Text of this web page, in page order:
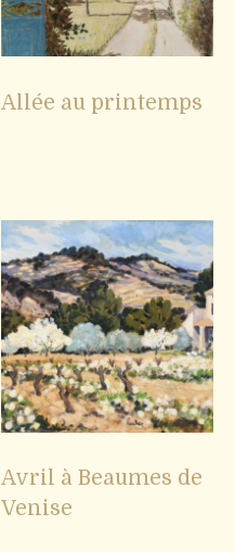
Allée au printemps
Avril à Beaumes de
Venise